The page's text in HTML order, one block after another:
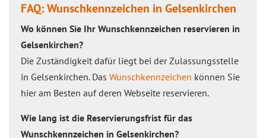
FAQ: Wunschkennzeichen in Gelsenkirchen
Wo können Sie Ihr Wunschkennzeichen reservieren in
Gelsenkirchen?
Die Zuständigkeit dafür liegt bei der Zulassungsstelle
in Gelsenkirchen. Das Wunschkennzeichen können Sie
hier am Besten auf deren Webseite reservieren.
Wie lang ist die Reservierungsfrist für das
Wunschkennzeichen in Gelsenkirchen?